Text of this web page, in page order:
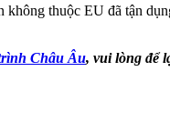
không thuộc EU đã tận
Châu Âu, vui lòng để